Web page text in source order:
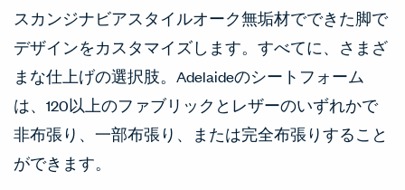
スカンジナビアスタイルオーク無垢材でできた脚で
デザインをカスタマイズします。すべてに、さまざ
まな仕上げの選択肢。Adelaideのシートフォーム
は、120以上のファブリックとレザーのいずれかで
非布張り、一部布張り、または完全布張りすること
ができます。